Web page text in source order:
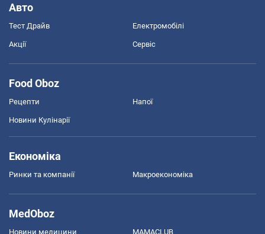
Авто
Тест Драйв Електромобілі
Акції Сервіс
Food Oboz
Рецепти Напої
Новини Кулінарії
Економіка
Ринки та компанії Макроекономіка
MedOboz
Новини медицини MAMACLUB